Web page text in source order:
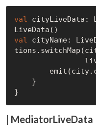
val cityLiveData:
val cityName:
| MediatorLiveData